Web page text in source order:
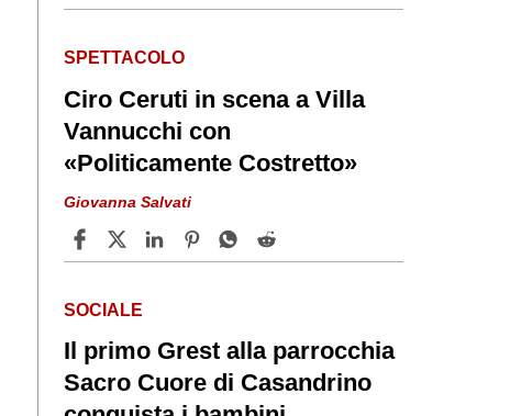
SPETTACOLO
Ciro Ceruti in scena a Villa
Vannucchi con
«Politicamente Costretto»
Giovanna Salvati
SOCIALE
Il primo Grest alla parrocchia
Sacro Cuore di Casandrino